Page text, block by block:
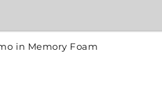
in Memory Foam